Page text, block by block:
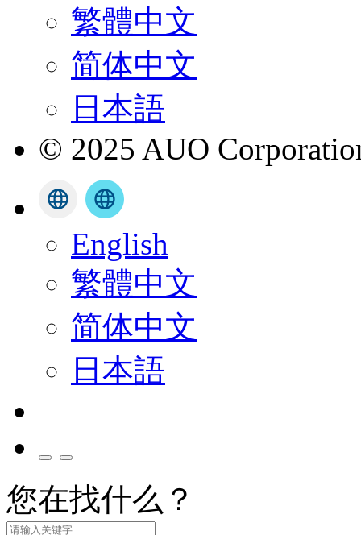
繁體中文
简体中文
日本語
© 2025 AUO
English
繁體中文
简体中文
日本語
您在找什么？